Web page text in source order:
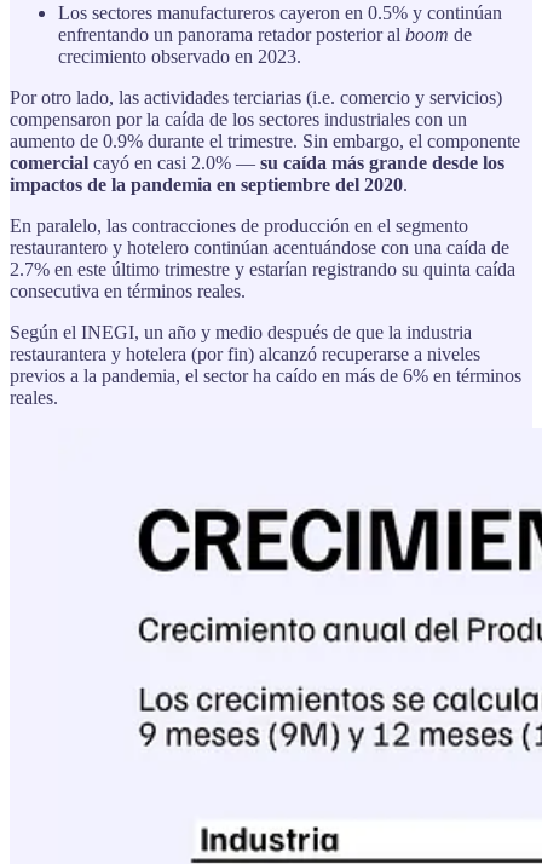
Los sectores manufactureros cayeron en 0.5% y continúan
enfrentando un panorama retador posterior al boom de
crecimiento observado en 2023.
Por otro lado, las actividades terciarias (i.e. comercio y servicios)
compensaron por la caída de los sectores industriales con un
aumento de 0.9% durante el trimestre. Sin embargo, el componente
comercial cayó en casi 2.0% — su caída más grande desde los
impactos de la pandemia en septiembre del 2020.
En paralelo, las contracciones de producción en el segmento
restaurantero y hotelero continúan acentuándose con una caída de
2.7% en este último trimestre y estarían registrando su quinta caída
consecutiva en términos reales.
Según el INEGI, un año y medio después de que la industria
restaurantera y hotelera (por fin) alcanzó recuperarse a niveles
previos a la pandemia, el sector ha caído en más de 6% en términos
reales.